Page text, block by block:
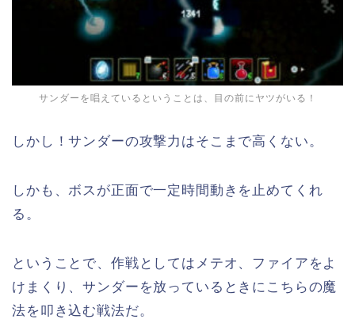
サンダーを唱えているということは、目の前にヤツがいる！
しかし！サンダーの攻撃力はそこまで高くない。
しかも、ボスが正面で一定時間動きを止めてくれ
る。
ということで、作戦としてはメテオ、ファイアをよ
けまくり、サンダーを放っているときにこちらの魔
法を叩き込む戦法だ。